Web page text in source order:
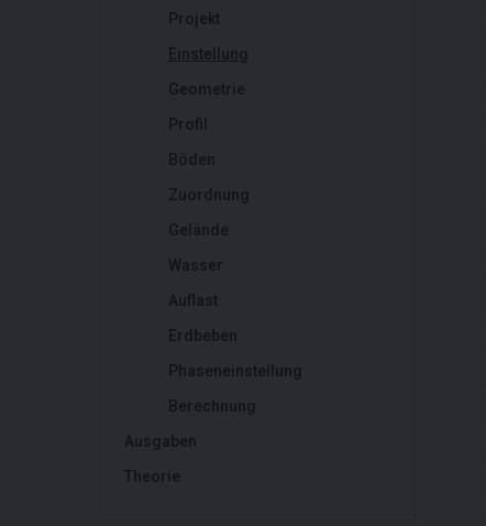
Projekt
Einstellung
Geometrie
Profil
Böden
Zuordnung
Gelände
Wasser
Auflast
Erdbeben
Phaseneinstellung
Berechnung
Ausgaben
Theorie